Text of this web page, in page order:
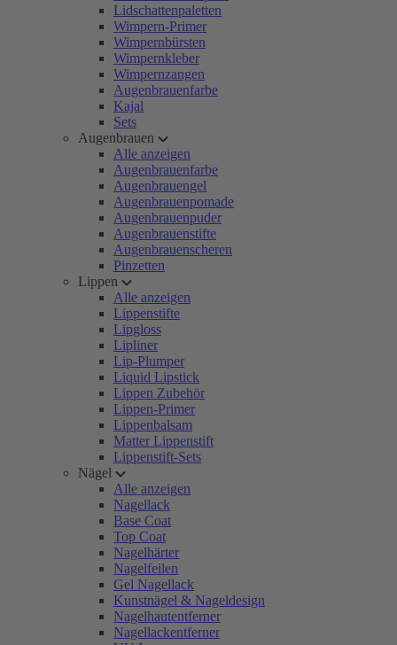
Lidschattenpaletten
Wimpern-Primer
Wimpernbürsten
Wimpernkleber
Wimpernzangen
Augenbrauenfarbe
Kajal
Sets
Augenbrauen
Alle anzeigen
Augenbrauenfarbe
Augenbrauengel
Augenbrauenpomade
Augenbrauenpuder
Augenbrauenstifte
Augenbrauenscheren
Pinzetten
Lippen
Alle anzeigen
Lippenstifte
Lipgloss
Lipliner
Lip-Plumper
Liquid Lipstick
Lippen Zubehör
Lippen-Primer
Lippenbalsam
Matter Lippenstift
Lippenstift-Sets
Nägel
Alle anzeigen
Nagellack
Base Coat
Top Coat
Nagelhärter
Nagelfeilen
Gel Nagellack
Kunstnägel & Nageldesign
Nagelhautentferner
Nagellackentferner